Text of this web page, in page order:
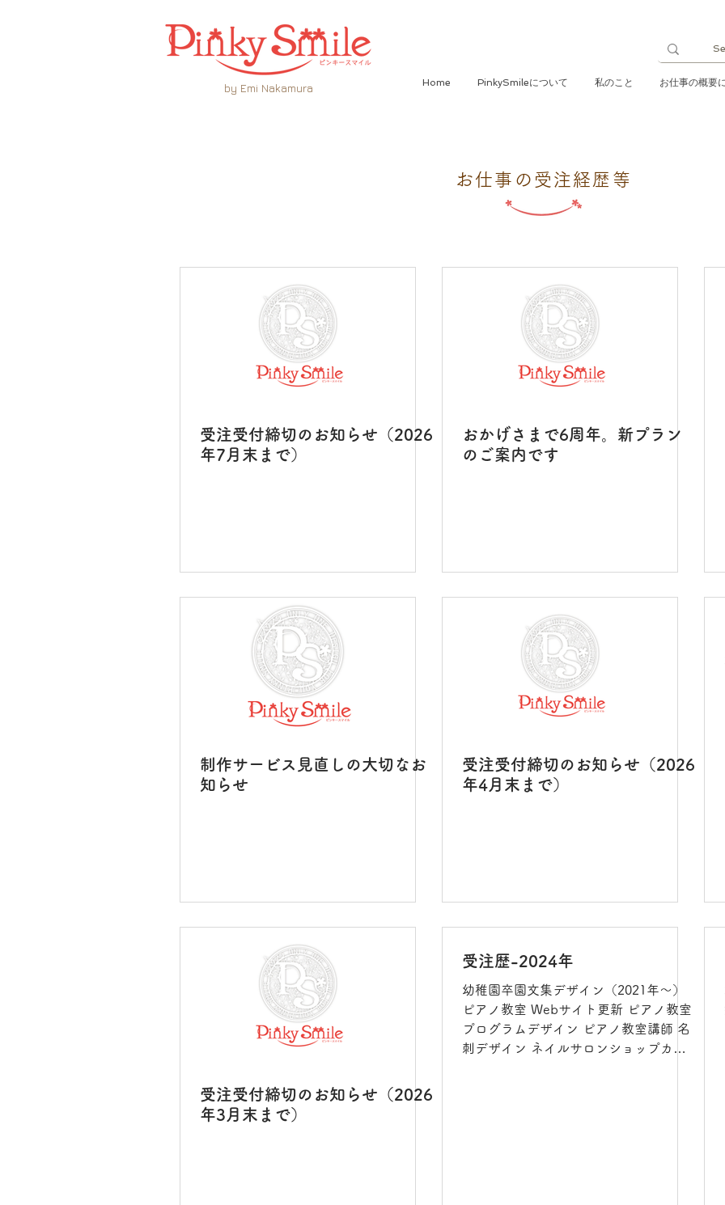
by Emi Nakamura Home PinkySmileについて 私のこと お仕事の概要
お仕事の受注経歴等
受注受付締切のお知らせ（2026
年7月末まで）
おかげさまで6周年。新プラン
のご案内です
制作サービス見直しの大切なお
知らせ
受注受付締切のお知らせ（2026
年4月末まで）
受注受付締切のお知らせ（2026
年3月末まで）
受注歴-2024年
幼稚園卒園文集デザイン（2021年～）
ピアノ教室 Webサイト更新 ピアノ教室
プログラムデザイン ピアノ教室講師 名
刺デザイン ネイルサロンショップカー